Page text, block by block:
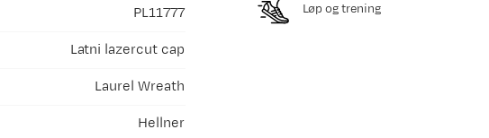
PL11777
Latni lazercut cap
Laurel Wreath
Hellner
Løp og trening